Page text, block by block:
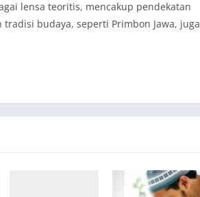
lensa teoritis, mencakup pendekatan
budaya, seperti Primbon Jawa, juga
kekhawatiran yang mendalam